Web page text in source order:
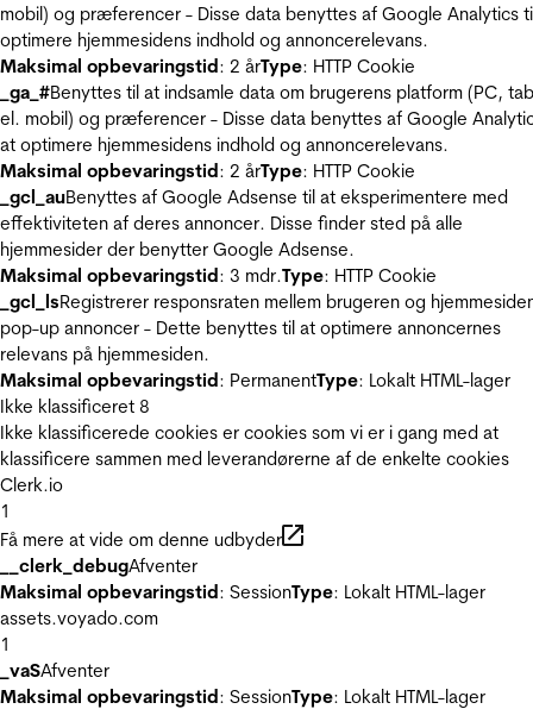
mobil) og præferencer - Disse data benyttes af Google Analytics
optimere hjemmesidens indhold og annoncerelevans.
Maksimal opbevaringstid: 2 årType: HTTP Cookie
_ga_#Benyttes til at indsamle data om brugerens platform (PC,
el. mobil) og præferencer - Disse data benyttes af Google
at optimere hjemmesidens indhold og annoncerelevans.
Maksimal opbevaringstid: 2 årType: HTTP Cookie
_gcl_auBenyttes af Google Adsense til at eksperimentere med
effektiviteten af deres annoncer. Disse finder sted på alle
hjemmesider der benytter Google Adsense.
Maksimal opbevaringstid: 3 mdr.Type: HTTP Cookie
_gcl_lsRegistrerer responsraten mellem brugeren og
pop-up annoncer - Dette benyttes til at optimere annoncernes
relevans på hjemmesiden.
Maksimal opbevaringstid: PermanentType: Lokalt HTML-lager
Ikke klassificeret 8
Ikke klassificerede cookies er cookies som vi er i gang med at
klassificere sammen med leverandørerne af de enkelte cookies
Clerk.io
1
Få mere at vide om denne udbyder
__clerk_debugAfventer
Maksimal opbevaringstid: SessionType: Lokalt HTML-lager
assets.voyado.com
1
_vaSAfventer
Maksimal opbevaringstid: SessionType: Lokalt HTML-lager